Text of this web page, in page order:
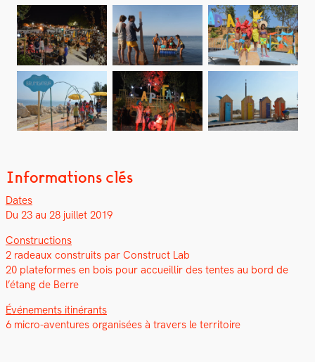
Informations clés
Dates
Du 23 au 28 juil­let 2019
Con­struc­tions
2 radeaux con­stru­its par Con­struct Lab
20 plate­formes en bois pour accueil­lir des tentes au bord de
l’étang de Berre
Événe­ments itinérants
6 micro-aven­tures organ­isées à tra­vers le ter­ri­toire